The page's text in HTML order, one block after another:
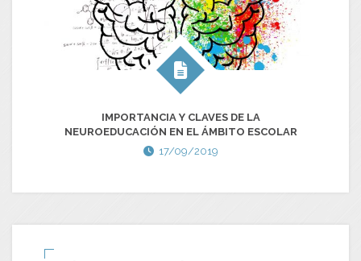
IMPORTANCIA Y CLAVES DE LA
NEUROEDUCACIÓN EN EL ÁMBITO ESCOLAR
17/09/2019